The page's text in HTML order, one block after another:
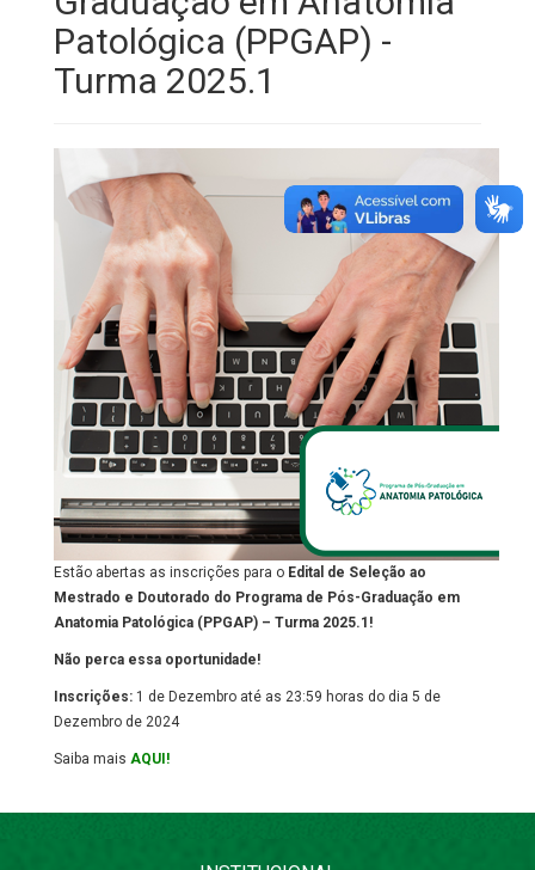
Patológica (PPGAP) -
Turma 2025.1
Estão abertas as inscrições para o Edital de Seleção ao
Mestrado e Doutorado do Programa de Pós-Graduação em
Anatomia Patológica (PPGAP) – Turma 2025.1!
Não perca essa oportunidade!
Inscrições: 1 de Dezembro até as 23:59 horas do dia 5 de
Dezembro de 2024
Saiba mais AQUI!